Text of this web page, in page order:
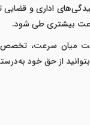
اداری و قضایی
بیشتری طی شود.
میان سرعت، تخصص
از حق خود